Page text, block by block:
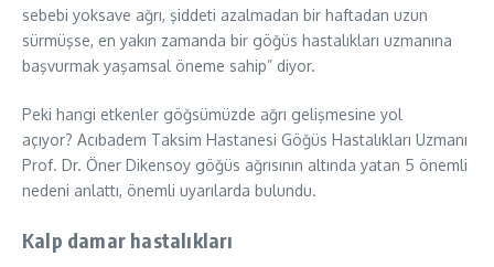
sebebi yoksave ağrı, şiddeti azalmadan bir haftadan uzun
sürmüşse, en yakın zamanda bir göğüs hastalıkları uzmanına
başvurmak yaşamsal öneme sahip” diyor.
Peki hangi etkenler göğsümüzde ağrı gelişmesine yol
açıyor? Acıbadem Taksim Hastanesi Göğüs Hastalıkları Uzmanı
Prof. Dr. Öner Dikensoy göğüs ağrısının altında yatan 5 önemli
nedeni anlattı, önemli uyarılarda bulundu.
Kalp damar hastalıkları